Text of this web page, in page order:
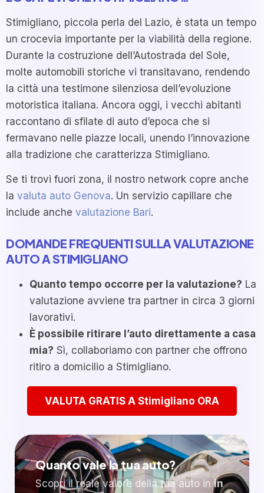
Stimigliano, piccola perla del Lazio, è stata un tempo
un crocevia importante per la viabilità della regione.
Durante la costruzione dell’Autostrada del Sole,
molte automobili storiche vi transitavano, rendendo
la città una testimone silenziosa dell’evoluzione
motoristica italiana. Ancora oggi, i vecchi abitanti
raccontano di sfilate di auto d’epoca che si
fermavano nelle piazze locali, unendo l’innovazione
alla tradizione che caratterizza Stimigliano.
Se ti trovi fuori zona, il nostro network copre anche
la valuta auto Genova. Un servizio capillare che
include anche valutazione Bari.
DOMANDE FREQUENTI SULLA VALUTAZIONE
AUTO A STIMIGLIANO
Quanto tempo occorre per la valutazione? La
valutazione avviene tra partner in circa 3 giorni
lavorativi.
È possibile ritirare l’auto direttamente a casa
mia? Sì, collaboriamo con partner che offrono
ritiro a domicilio a Stimigliano.
VALUTA GRATIS A Stimigliano ORA
Quanto vale la tua auto?
Scopri il reale valore della tua auto in in